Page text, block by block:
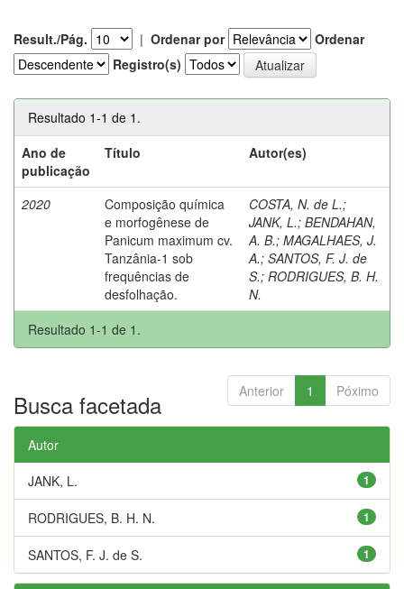
Result./Pág. | Ordenar por
Ordenar
Registro(s)
Resultado 1-1 de 1.
Ano de
publicação
Título Autor(es)
2020
Composição química
e morfogênese de
Panicum maximum cv.
Tanzânia-1 sob
frequências de
desfolhação.
COSTA, N. de L.;
JANK, L.; BENDAHAN,
A. B.; MAGALHAES, J.
A.; SANTOS, F. J. de
S.; RODRIGUES, B. H.
N.
Resultado 1-1 de 1.
Anterior 1 Póximo
Busca facetada
Autor
1
JANK, L.
1
RODRIGUES, B. H. N.
1
SANTOS, F. J. de S.